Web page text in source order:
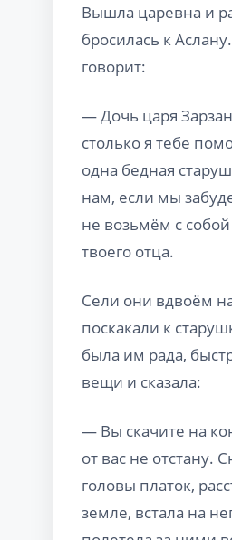
Вышла царевна и
бросилась к
говорит:
— Дочь царя
столько я тебе
одна бедная
нам, если мы
не возьмём с
твоего отца.
Сели они вдвоём
поскакали к
была им рада,
вещи и сказала:
— Вы скачите на
от вас не отстану.
головы платок,
земле, встала на